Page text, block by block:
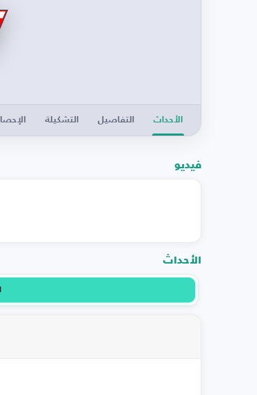
الأحداث التفاصيل التشكيلة
فيديو
الأحداث